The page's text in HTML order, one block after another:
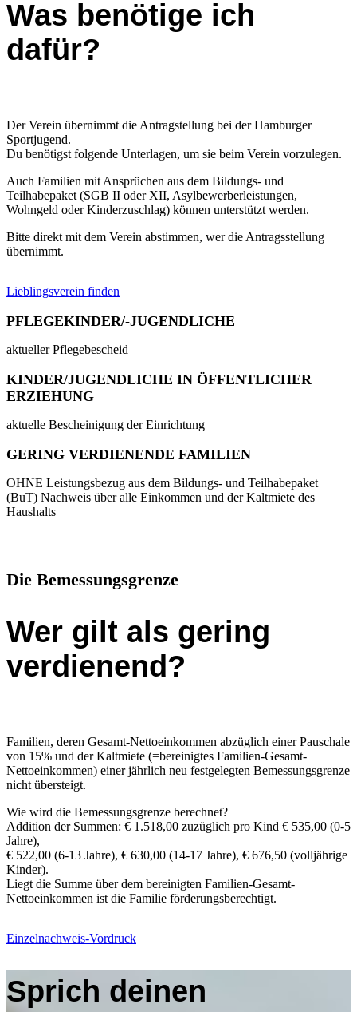
Was benötige ich
dafür?
Der Verein übernimmt die Antragstellung bei der Hamburger
Sportjugend.
Du benötigst folgende Unterlagen, um sie beim Verein vorzulegen.
Auch Familien mit Ansprüchen aus dem Bildungs- und
Teilhabepaket (SGB II oder XII, Asylbewerberleistungen,
Wohngeld oder Kinderzuschlag) können unterstützt werden.
Bitte direkt mit dem Verein abstimmen, wer die Antragsstellung
übernimmt.
Lieblingsverein finden
PFLEGEKINDER/-JUGENDLICHE
aktueller Pflegebescheid
KINDER/JUGENDLICHE IN ÖFFENTLICHER
ERZIEHUNG
aktuelle Bescheinigung der Einrichtung
GERING VERDIENENDE FAMILIEN
OHNE Leistungsbezug aus dem Bildungs- und Teilhabepaket
(BuT) Nachweis über alle Einkommen und der Kaltmiete des
Haushalts
Die Bemessungsgrenze
Wer gilt als gering
verdienend?
Familien, deren Gesamt-Nettoeinkommen abzüglich einer Pauschale
von 15% und der Kaltmiete (=bereinigtes Familien-Gesamt-
Nettoeinkommen) einer jährlich neu festgelegten Bemessungsgrenze
nicht übersteigt.
Wie wird die Bemessungsgrenze berechnet?
Addition der Summen: € 1.518,00 zuzüglich pro Kind € 535,00 (0-5
Jahre),
€ 522,00 (6-13 Jahre), € 630,00 (14-17 Jahre), € 676,50 (volljährige
Kinder).
Liegt die Summe über dem bereinigten Familien-Gesamt-
Nettoeinkommen ist die Familie förderungsberechtigt.
Einzelnachweis-Vordruck
Sprich deinen